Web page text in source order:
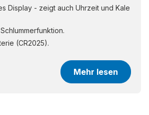
Display - zeigt auch Uhrzeit und Kale
(CR2025).
Mehr lesen